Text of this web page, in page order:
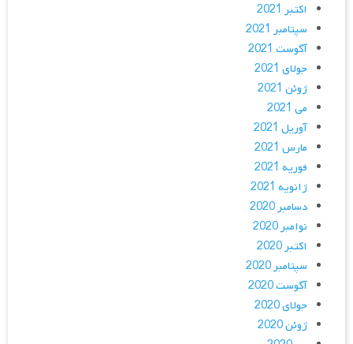
اکتبر 2021
سپتامبر 2021
آگوست 2021
جولای 2021
ژوئن 2021
می 2021
آوریل 2021
مارس 2021
فوریه 2021
ژانویه 2021
دسامبر 2020
نوامبر 2020
اکتبر 2020
سپتامبر 2020
آگوست 2020
جولای 2020
ژوئن 2020